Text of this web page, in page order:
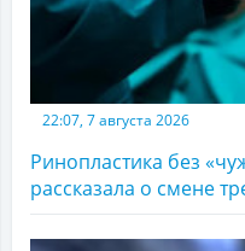
22:07, 7 августа 2026
Ринопластика без
рассказала о смене